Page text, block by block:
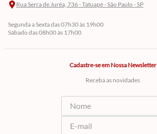
Rua Serra de Juréa, 736 - Tatuapé - São Paulo - SP
Segunda a Sexta das 07h30 às 19h00
Sábado das 08h00 às 17h00
Cadastre-se em Nossa Newsletter
Receba as novidades